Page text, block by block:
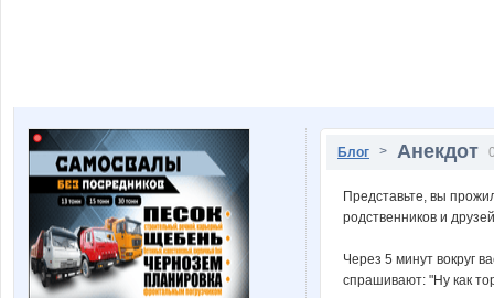
Блог > Анекдот
Представьте, вы
родственников и
Через 5 минут вокруг
спрашивают: "Ну как